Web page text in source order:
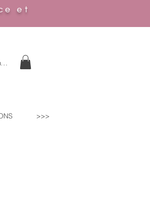
et
>>>